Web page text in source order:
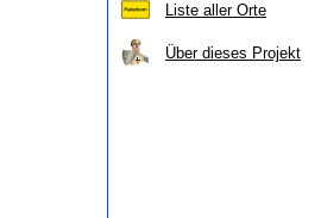
Liste aller Orte
Über dieses Projekt